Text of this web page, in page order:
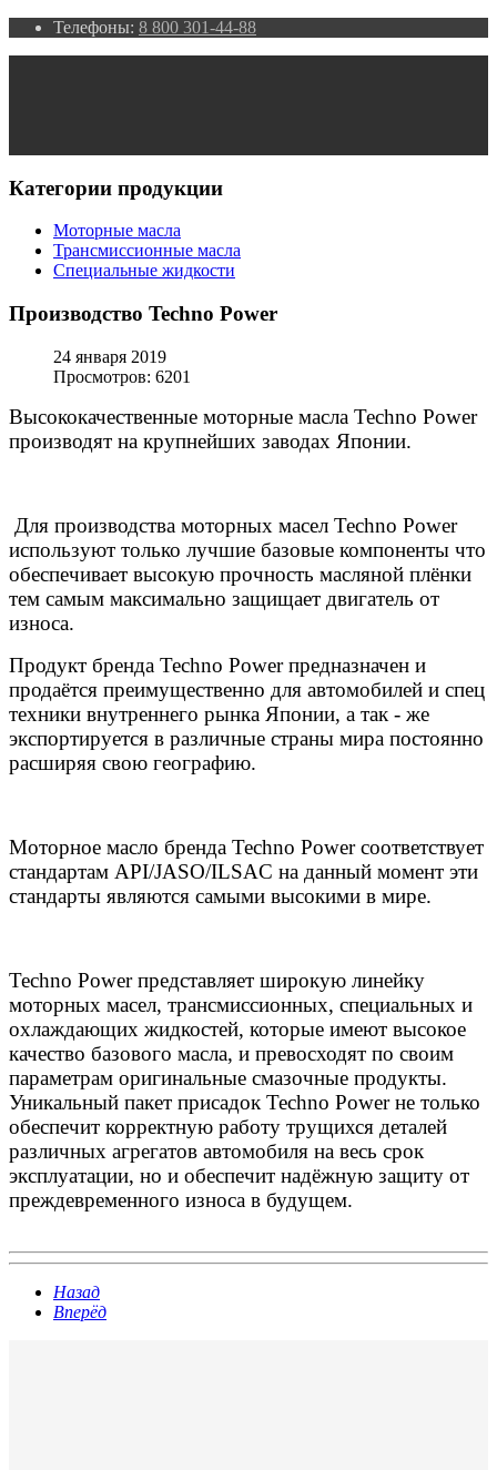
Телефоны: 8 800 301-44-88
Категории продукции
Моторные масла
Трансмиссионные масла
Специальные жидкости
Производство Techno Power
24 января 2019
Просмотров: 6201
Высококачественные моторные масла Techno Power
производят на крупнейших заводах Японии.
Для производства моторных масел Techno Power
используют только лучшие базовые компоненты что
обеспечивает высокую прочность масляной плёнки
тем самым максимально защищает двигатель от
износа.
Продукт бренда Techno Power предназначен и
продаётся преимущественно для автомобилей и спец
техники внутреннего рынка Японии, а так - же
экспортируется в различные страны мира постоянно
расширяя свою географию.
Моторное масло бренда Techno Power соответствует
стандартам API/JASO/ILSAC на данный момент эти
стандарты являются самыми высокими в мире.
Techno Power представляет широкую линейку
моторных масел, трансмиссионных, специальных и
охлаждающих жидкостей, которые имеют высокое
качество базового масла, и превосходят по своим
параметрам оригинальные смазочные продукты.
Уникальный пакет присадок Techno Power не только
обеспечит корректную работу трущихся деталей
различных агрегатов автомобиля на весь срок
эксплуатации, но и обеспечит надёжную защиту от
преждевременного износа в будущем.
Назад
Вперёд